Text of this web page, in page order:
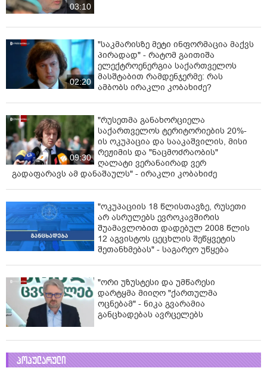
03:10
02:20
"საკმარისზე მეტი ინფორმაცია მაქვს
პირადად" - რატომ გაითიშა
ელექტროენერგია საქართველოს
მასშტაბით რამდენჯერმე: რას
ამბობს ირაკლი კობახიძე?
09:30
"რუსეთმა განახორციელა
საქართველოს ტერიტორიების 20%-
ის ოკუპაცია და სააკაშვილის, მისი
რეჟიმის და "ნაცმოძრაობის"
ღალატი ვერანაირად ვერ
გადაფარავს ამ დანაშაულს" - ირაკლი კობახიძე
"ოკუპაციის 18 წლისთავზე, რუსეთი
არ ასრულებს ევროკავშირის
შუამავლობით დადებულ 2008 წლის
12 აგვისტოს ცეცხლის შეწყვეტის
შეთანხმებას" - საგარეო უწყება
"ორი უზუსტესი და უმწარესი
დარტყმა მიიღო "ქართულმა
ოცნებამ" - ნიკა გვარამია
განცხადებას ავრცელებს
პოპულარული